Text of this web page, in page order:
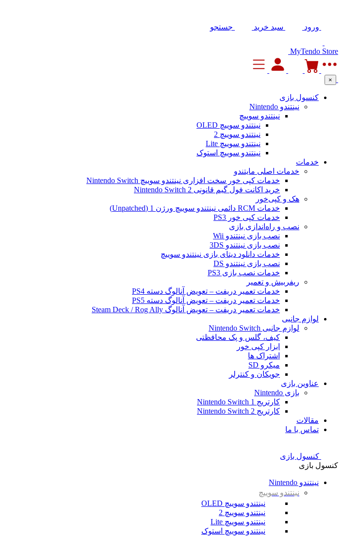
ورود سبد خرید جستجو
MyTendo Store
×
کنسول بازی
نینتندو Nintendo
نینتندو سوییچ
نینتندو سوییچ OLED
نینتندو سوییچ 2
نینتندو سوییچ Lite
نینتندو سوییچ استوک
خدمات
خدمات اصلی مایتندو
خدمات کپی خور سخت افزاری نینتندو سوییچ Nintendo Switch
خرید اکانت فول گیم قانونی Nintendo Switch 2
هک و کپی‌خور
خدمات RCM دائمی نینتندو سوییچ ورژن 1 (Unpatched)
خدمات کپی خور PS3
نصب و راه‌اندازی بازی
نصب بازی نینتندو Wii
نصب بازی نینتندو 3DS
خدمات دانلود دیتای بازی نینتندو سوییچ
نصب بازی نینتندو DS
خدمات نصب بازی PS3
ریفربیش و تعمیر
خدمات تعمیر دریفت – تعویض آنالوگ دسته PS4
خدمات تعمیر دریفت – تعویض آنالوگ دسته PS5
خدمات تعمیر دریفت – تعویض آنالوگ Steam Deck / Rog Ally
لوازم جانبی
لوازم جانبی Nintendo Switch
کیف، گلس و پک محافظتی
ابزار کپی خور
اشتراک ها
میکرو SD
جویکان و کنترلر
عناوین بازی
بازی Nintendo
کارتریج Nintendo Switch 1
کارتریج Nintendo Switch 2
مقالات
تماس با ما
کنسول بازی
کنسول بازی
نینتندو Nintendo
نینتندو سوییچ
نینتندو سوییچ OLED
نینتندو سوییچ 2
نینتندو سوییچ Lite
نینتندو سوییچ استوک